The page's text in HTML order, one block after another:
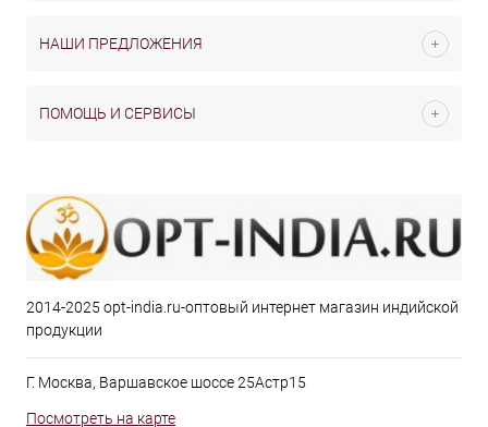
НАШИ ПРЕДЛОЖЕНИЯ
ПОМОЩЬ И СЕРВИСЫ
2014-2025 opt-india.ru-оптовый интернет магазин индийской
продукции
Г. Москва, Варшавское шоссе 25Астр15
Посмотреть на карте